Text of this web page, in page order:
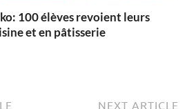
100 élèves revoient leurs
et en pâtisserie
NEXT ARTICLE